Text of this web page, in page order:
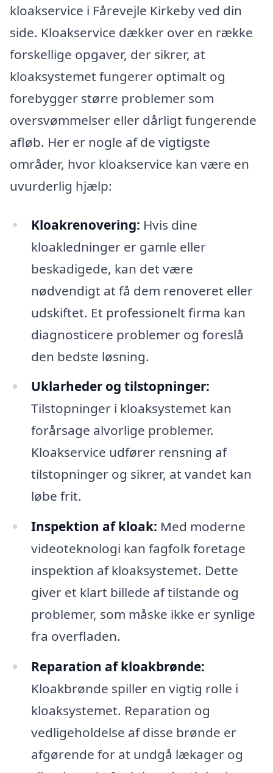
kloakservice i Fårevejle Kirkeby ved din
side. Kloakservice dækker over en række
forskellige opgaver, der sikrer, at
kloaksystemet fungerer optimalt og
forebygger større problemer som
oversvømmelser eller dårligt fungerende
afløb. Her er nogle af de vigtigste
områder, hvor kloakservice kan være en
uvurderlig hjælp:
Kloakrenovering: Hvis dine
kloakledninger er gamle eller
beskadigede, kan det være
nødvendigt at få dem renoveret eller
udskiftet. Et professionelt firma kan
diagnosticere problemer og foreslå
den bedste løsning.
Uklarheder og tilstopninger:
Tilstopninger i kloaksystemet kan
forårsage alvorlige problemer.
Kloakservice udfører rensning af
tilstopninger og sikrer, at vandet kan
løbe frit.
Inspektion af kloak: Med moderne
videoteknologi kan fagfolk foretage
inspektion af kloaksystemet. Dette
giver et klart billede af tilstande og
problemer, som måske ikke er synlige
fra overfladen.
Reparation af kloakbrønde:
Kloakbrønde spiller en vigtig rolle i
kloaksystemet. Reparation og
vedligeholdelse af disse brønde er
afgørende for at undgå lækager og